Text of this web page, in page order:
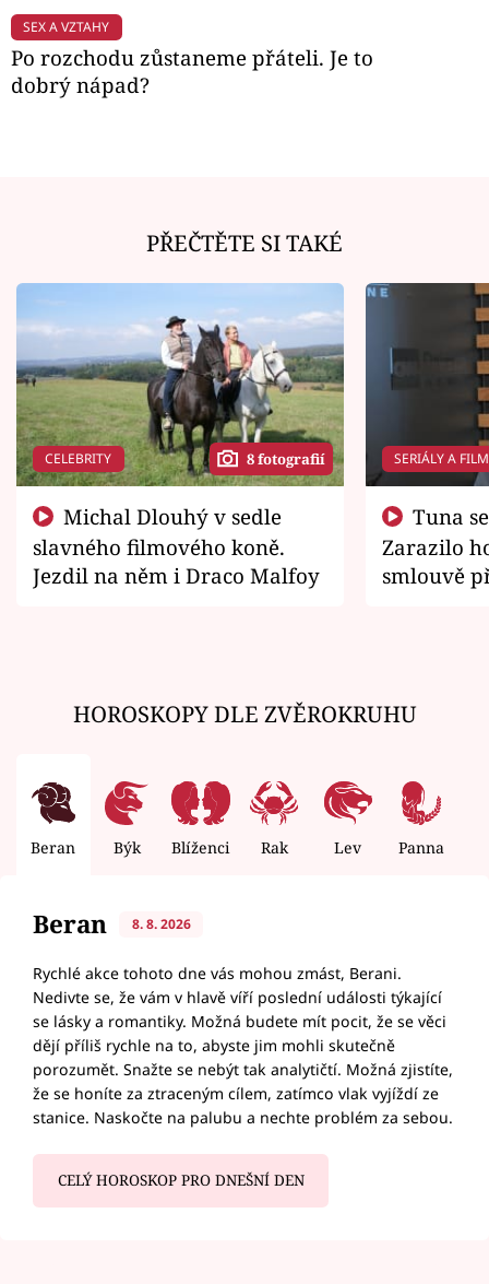
SEX A VZTAHY
Po rozchodu zůstaneme přáteli. Je to
dobrý nápad?
PŘEČTĚTE SI TAKÉ
CELEBRITY 8 fotografií
slavného filmového koně.
Jezdil na něm i Draco Malfoy
SERIÁLY A
Zarazilo
smlouvě
HOROSKOPY DLE ZVĚROKRUHU
Beran Býk Blíženci Rak Lev Panna
Beran 8. 8. 2026
Rychlé akce tohoto dne vás mohou zmást, Berani.
Nedivte se, že vám v hlavě víří poslední události týkající
se lásky a romantiky. Možná budete mít pocit, že se věci
dějí příliš rychle na to, abyste jim mohli skutečně
porozumět. Snažte se nebýt tak analytičtí. Možná zjistíte,
že se honíte za ztraceným cílem, zatímco vlak vyjíždí ze
stanice. Naskočte na palubu a nechte problém za sebou.
CELÝ HOROSKOP PRO DNEŠNÍ DEN